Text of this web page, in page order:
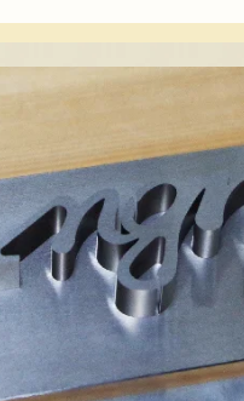
で応えるべく
だという。そ
らの依頼も受け
要求される自動
。また、「社
と語り、イン
」という想い
。